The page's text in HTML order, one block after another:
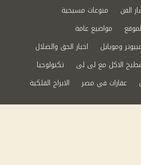
الفن
منوعات مسيحية
مواضيع عامة
وموبايل
اخبار الحق والضلال
الاكل مع لى لى
تكنولوجيا
عقارات في مصر
الابراج الفلكية